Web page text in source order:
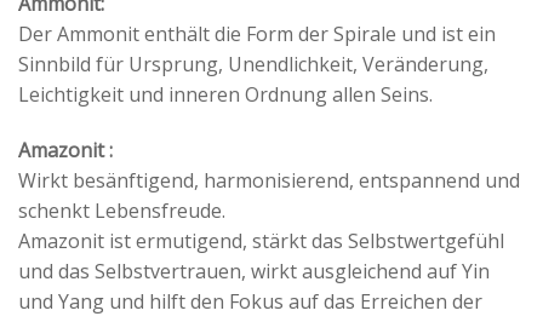
Der Ammonit enthält die Form der Spirale und ist ein
Sinnbild für Ursprung, Unendlichkeit, Veränderung,
Leichtigkeit und inneren Ordnung allen Seins.
Amazonit :
Wirkt besänftigend, harmonisierend, entspannend und
schenkt Lebensfreude.
Amazonit ist ermutigend, stärkt das Selbstwertgefühl
und das Selbstvertrauen, wirkt ausgleichend auf Yin
und Yang und hilft den Fokus auf das Erreichen der